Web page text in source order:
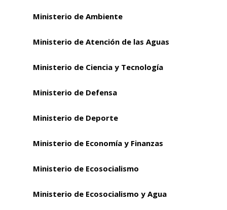
Ministerio de Ambiente
Ministerio de Atención de las Aguas
Ministerio de Ciencia y Tecnología
Ministerio de Defensa
Ministerio de Deporte
Ministerio de Economía y Finanzas
Ministerio de Ecosocialismo
Ministerio de Ecosocialismo y Agua